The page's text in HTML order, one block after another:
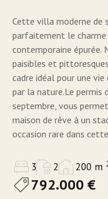
Cette villa moderne de
parfaitement le charme
contemporaine épurée.
paisibles et
cadre idéal pour une
par la nature.Le permis
septembre, vous
maison de rêve à un
occasion rare dans
3 2 200 m
792.000 €